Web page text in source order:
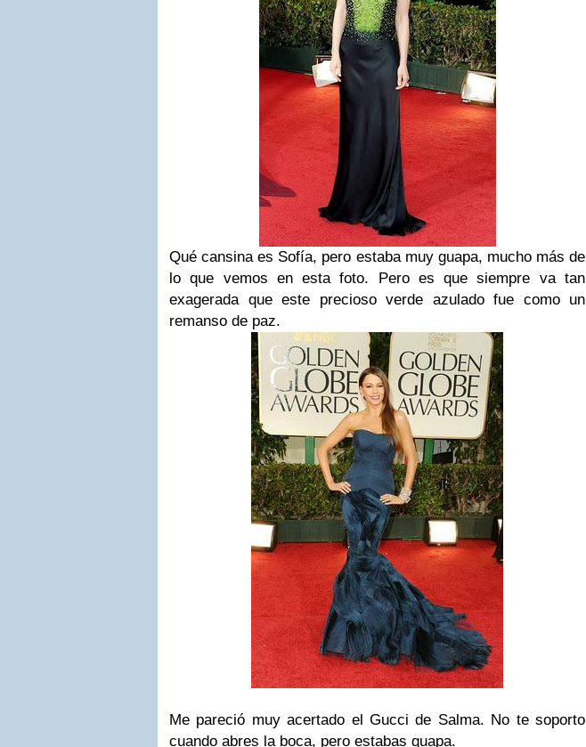
Qué cansina es Sofía, pero estaba muy guapa, mucho más de
lo que vemos en esta foto. Pero es que siempre va tan
exagerada que este precioso verde azulado fue como un
remanso de paz.
Me pareció muy acertado el Gucci de Salma. No te soporto
cuando abres la boca, pero estabas guapa.